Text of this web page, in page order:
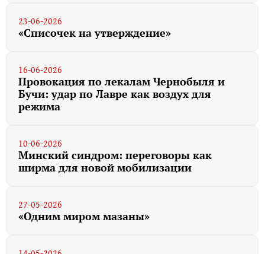
23-06-2026
«Списочек на утверждение»
16-06-2026
Провокация по лекалам Чернобыля и
Бучи: удар по Лавре как воздух для
режима
10-06-2026
Минский синдром: переговоры как
ширма для новой мобилизации
27-05-2026
«Одним миром мазаны»